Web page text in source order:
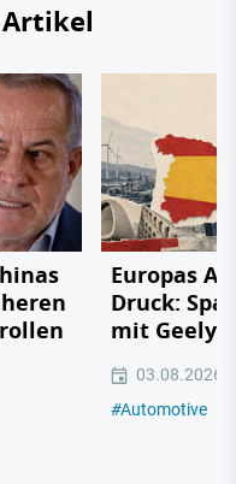
Europas
Druck:
mit Geely,
03.08.2026
#Automotive